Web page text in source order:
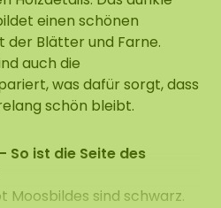
einen schönen
der Blätter und Farne.
auch die
was dafür sorgt, dass
schön bleibt.
So ist die Seite des
Moosbildes sind schwarz.